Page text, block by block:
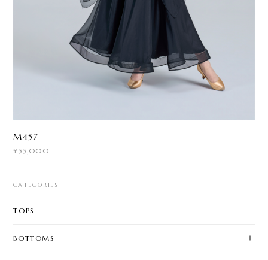
M457
¥55,000
CATEGORIES
TOPS
BOTTOMS